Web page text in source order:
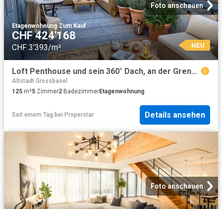
Foto anschauen
Etagenwohnung·Zum Kauf
CHF 424'168
CHF 3'393/m² NEU
Loft Penthouse und sein 360° Dach, an der Grenze zu Frankreich
Altstadt Grossbasel
125 m²5 Zimmer2 BadezimmerEtagenwohnung
Seit einem Tag bei Properstar Details ansehen
Foto anschauen